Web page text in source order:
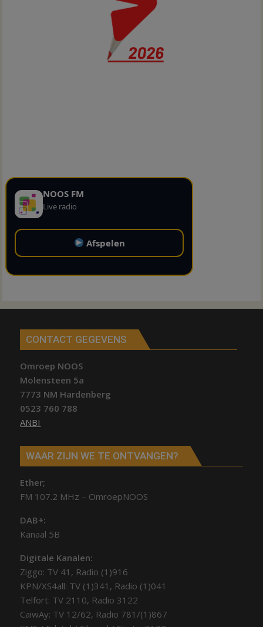
NOOS FM
Live radio
Afspelen
CONTACT GEGEVENS
Omroep NOOS
Molensteen 5a
7773 NM Hardenberg
0523 760 788
ANBI
WAAR ZIJN WE TE ONTVANGEN?
Ether;
FM 107.2 MHz – OmroepNOOS
DAB+:
Kanaal 5B
Digitale Kanalen:
Ziggo: TV 41, Radio (1)916
KPN/XS4all: TV (1)341, Radio (1)041
Telfort: TV 2110, Radio 3122
CaiwAy: TV 12/62, Radio 781/(1)867